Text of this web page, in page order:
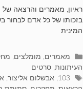
פרופ' אבשלום
אליצור
ראיון, מאמרים והרצאה
בזכותו של כל אדם לבחור
המינית
קטגוריות
מאמרים, מומלצים,
העיתונות,סרטים
תגיות
103
, אבשלום אליצור,